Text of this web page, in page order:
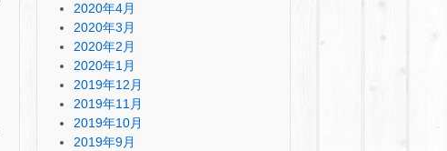
2020年4月
2020年3月
2020年2月
2020年1月
2019年12月
2019年11月
2019年10月
2019年9月